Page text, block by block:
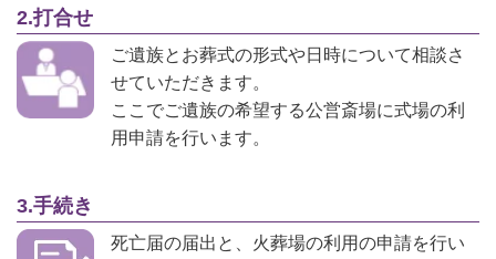
2.打合せ
ご遺族とお葬式の形式や日時について相談さ
せていただきます。
ここでご遺族の希望する公営斎場に式場の利
用申請を行います。
3.手続き
死亡届の届出と、火葬場の利用の申請を行い